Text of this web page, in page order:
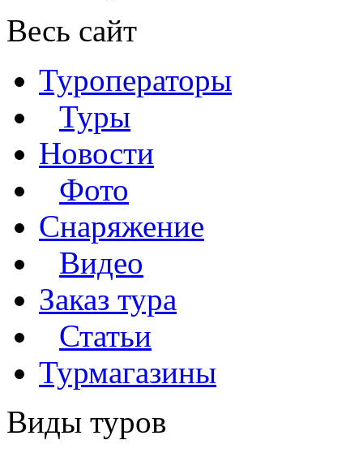
Весь сайт
Туроператоры
Туры
Новости
Фото
Снаряжение
Видео
Заказ тура
Статьи
Турмагазины
Виды туров